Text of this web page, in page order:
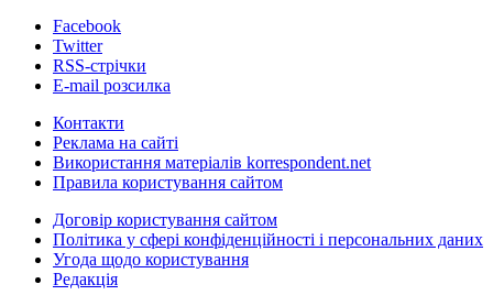
Facebook
Twitter
RSS-стрічки
E-mail розсилка
Контакти
Реклама на сайті
Використання матеріалів korrespondent.net
Правила користування сайтом
Договір користування сайтом
Політика у сфері конфіденційності і персональних даних
Угода щодо користування
Редакція